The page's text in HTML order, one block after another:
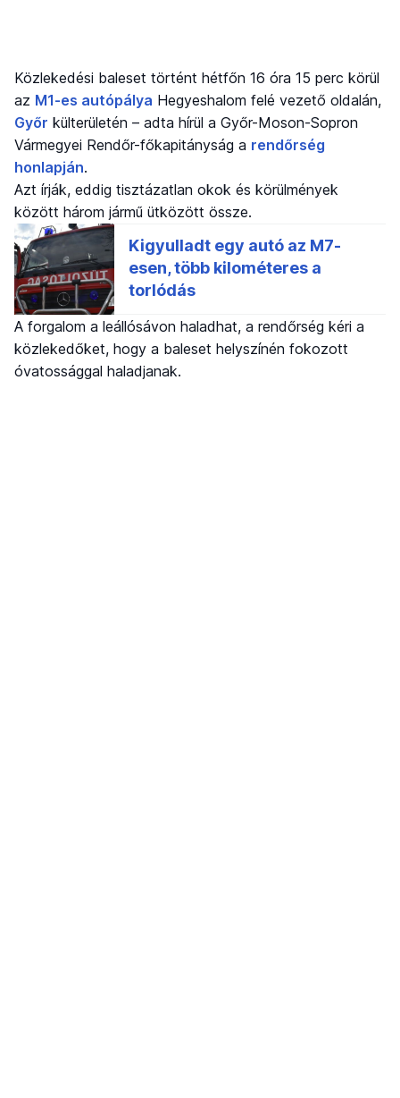
Közlekedési baleset történt hétfőn 16 óra 15 perc körül
az M1-es autópálya Hegyeshalom felé vezető oldalán,
Győr külterületén – adta hírül a Győr-Moson-Sopron
Vármegyei Rendőr-főkapitányság a rendőrség
honlapján.
Azt írják, eddig tisztázatlan okok és körülmények
között három jármű ütközött össze.
A forgalom a leállósávon haladhat, a rendőrség kéri a
közlekedőket, hogy a baleset helyszínén fokozott
óvatossággal haladjanak.